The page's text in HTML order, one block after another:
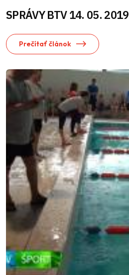
SPRÁVY BTV 14. 05. 2019
Prečítať článok